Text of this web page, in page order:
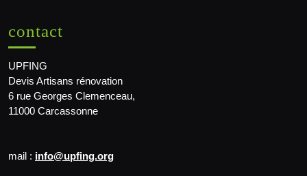
contact
UPFING
Devis Artisans rénovation
6 rue Georges Clemenceau,
11000 Carcassonne
mail : info@upfing.org